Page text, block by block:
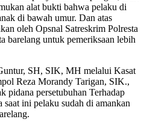
alat bukti bahwa pelaku di
di bawah umur. Dan atas
oleh Opsnal Satreskrim Polresta
barelang untuk pemeriksaan lebih
SH, SIK, MH melalui Kasat
Reza Morandy Tarigan, SIK.,
pidana persetubuhan Terhadap
ini pelaku sudah di amankan